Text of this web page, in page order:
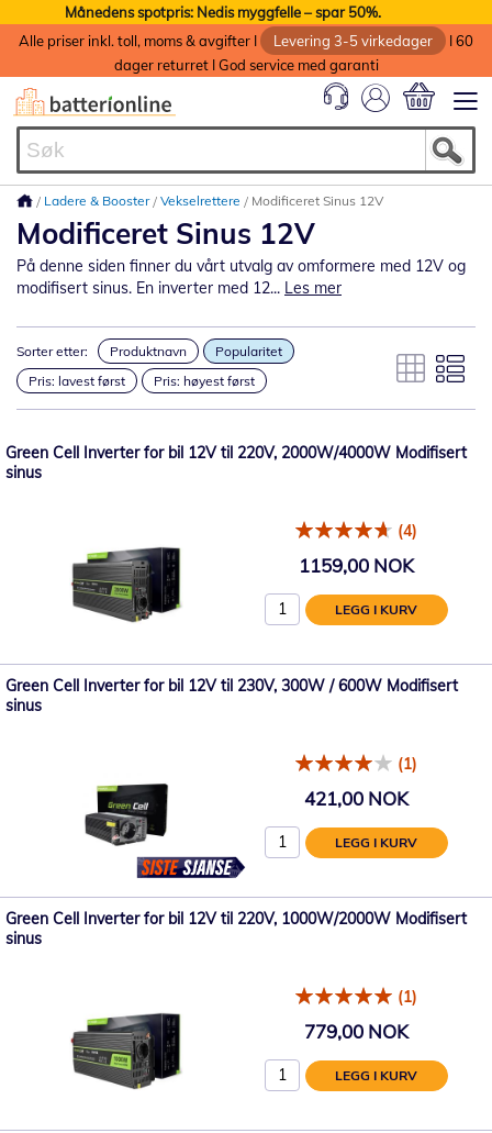
Månedens spotpris: Nedis myggfelle – spar 50%.
Alle priser inkl. toll, moms & avgifter I
Levering 3-5 virkedager
I 60
dager returret I God service med garanti
Ladere & Booster Vekselrettere Modificeret Sinus 12V
Modificeret Sinus 12V
På denne siden finner du vårt utvalg av omformere med 12V og
modifisert sinus. En inverter med 12... Les mer
Sorter etter: Produktnavn
Popularitet
Pris: lavest først
Pris: høyest først
Green Cell Inverter for bil 12V til 220V, 2000W/4000W Modifisert
sinus
(4)
1159,00 NOK
LEGG I KURV
Green Cell Inverter for bil 12V til 230V, 300W / 600W Modifisert
sinus
(1)
421,00 NOK
LEGG I KURV
Green Cell Inverter for bil 12V til 220V, 1000W/2000W Modifisert
sinus
(1)
779,00 NOK
LEGG I KURV